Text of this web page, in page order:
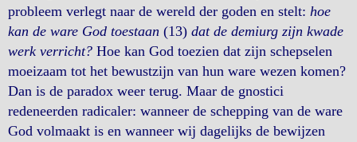
probleem verlegt naar de wereld der goden en stelt: hoe
kan de ware God toestaan (13) dat de demiurg zijn kwade
werk verricht? Hoe kan God toezien dat zijn schepselen
moeizaam tot het bewustzijn van hun ware wezen komen?
Dan is de paradox weer terug. Maar de gnostici
redeneerden radicaler: wanneer de schepping van de ware
God volmaakt is en wanneer wij dagelijks de bewijzen